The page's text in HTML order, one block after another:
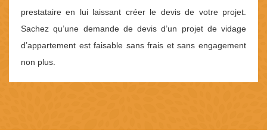
prestataire en lui laissant créer le devis de votre projet.
Sachez qu’une demande de devis d’un projet de vidage
d’appartement est faisable sans frais et sans engagement
non plus.